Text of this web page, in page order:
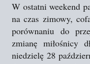
W ostatni weekend
na czas zimowy,
porównaniu do
zmianę miłośnicy
niedzielę 28